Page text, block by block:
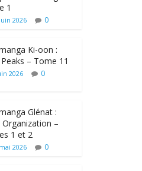
1
2026 0
Ki-oon :
– Tome 11
2026 0
Glénat :
Organization –
1 et 2
2026 0